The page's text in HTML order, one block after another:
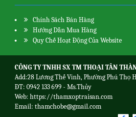
Chính Sách Bán Hàng
Hướng Dẫn Mua Hàng
Quy Chế Hoạt Động Của Website
CÔNG TY TNHH SX TM THOẠI TÂN
Add:28 Lương Thế Vinh, Phường Phú Thọ
ĐT: 0942 133 699 - Ms.Thủy
Web: https://thamxoptraisan.com
Email: thamchobe@gmail.com